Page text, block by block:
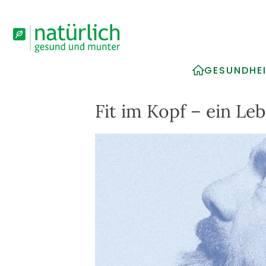
Fit im Kopf – ein